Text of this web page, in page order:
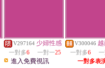
V297164 少婦性感
一對多6 一對一25
進入免費視訊
V300046
一對多6
一對多表